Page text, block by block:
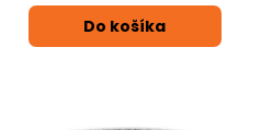
Do košíka